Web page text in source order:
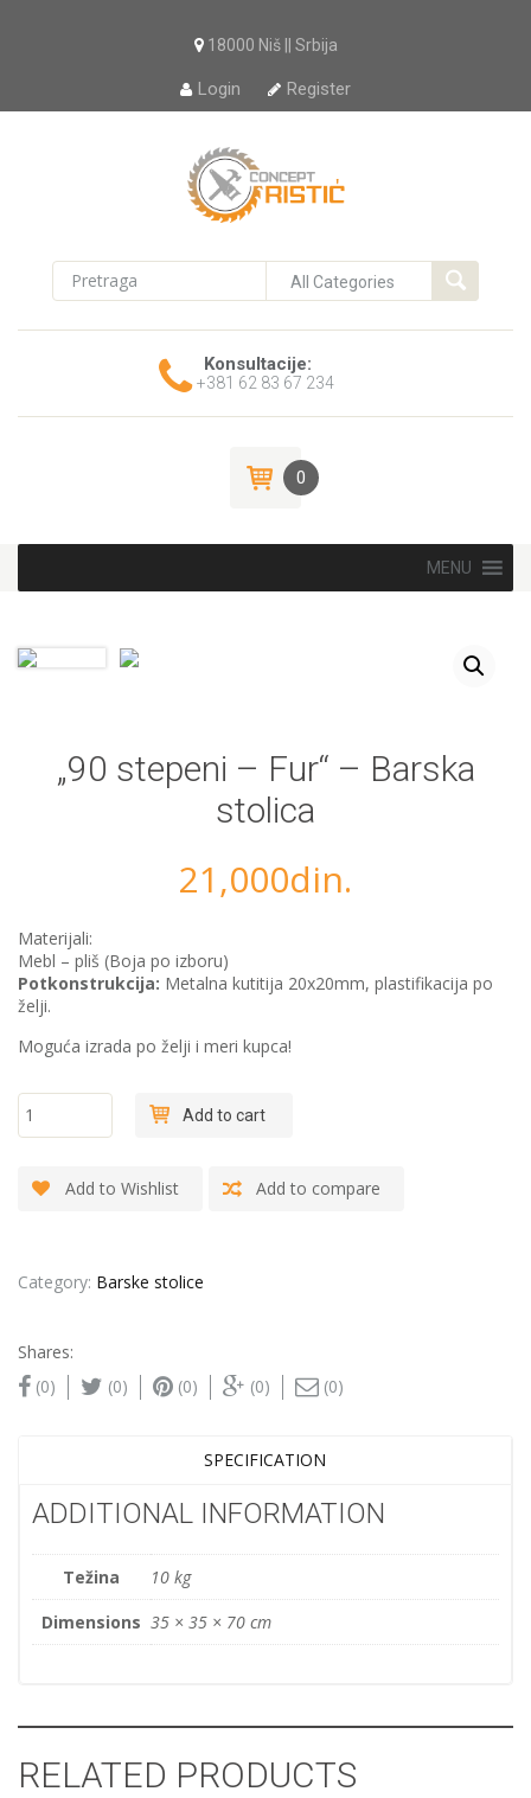
18000 Niš || Srbija
Login Register
Konsultacije:
+381 62 83 67 234
0
Skip to content
MENU
„90 stepeni – Fur“ – Barska
stolica
21,000din.
Materijali:
Mebl – pliš (Boja po izboru)
Potkonstrukcija: Metalna kutitija 20x20mm, plastifikacija po
želji.
Moguća izrada po želji i meri kupca!
stepeni -
stolica
Add to cart
Add to Wishlist Add to compare
Category: Barske stolice
Shares:
(0)
(0) (0) (0) (0)
SPECIFICATION
ADDITIONAL INFORMATION
Težina
10 kg
Dimensions 35 × 35 × 70 cm
RELATED PRODUCTS